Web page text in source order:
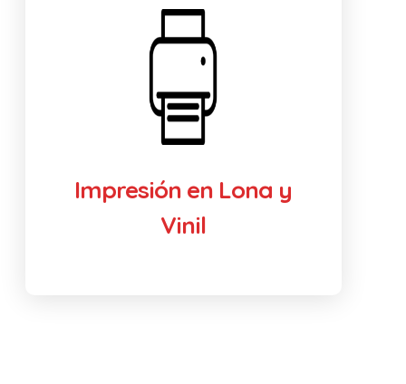
Impresión en Lona y
Vinil